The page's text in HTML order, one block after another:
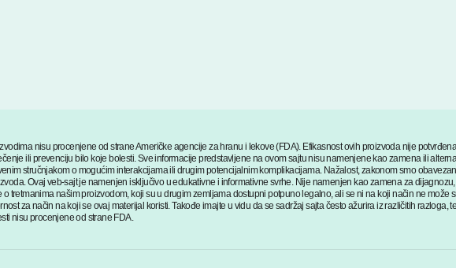
nisu procenjene od strane Američke agencije za hranu i lekove (FDA). Efikasnost ovih proizvoda nije
ili prevenciju bilo koje bolesti. Sve informacije predstavljene na ovom sajtu nisu namenjene kao zamena ili
stručnjakom o mogućim interakcijama ili drugim potencijalnim komplikacijama. Nažalost, zakonom smo
Ovaj veb-sajt je namenjen isključivo u edukativne i informativne svrhe. Nije namenjen kao zamena za
tretmanima našim proizvodom, koji su u drugim zemljama dostupni potpuno legalno, ali se ni na koji način ne može
za način na koji se ovaj materijal koristi. Takođe imajte u vidu da se sadržaj sajta često ažurira iz različitih
nisu procenjene od strane FDA.